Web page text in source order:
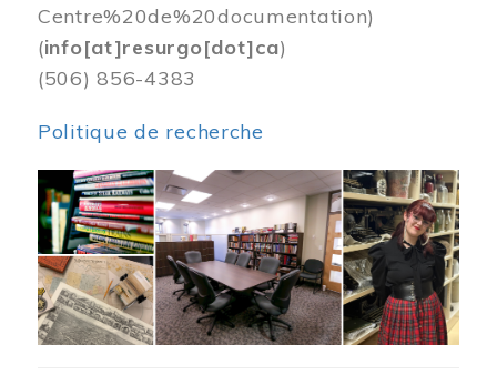
Centre%20de%20documentation)
(info[at]resurgo[dot]ca)
(506) 856-4383
Politique de recherche
Image